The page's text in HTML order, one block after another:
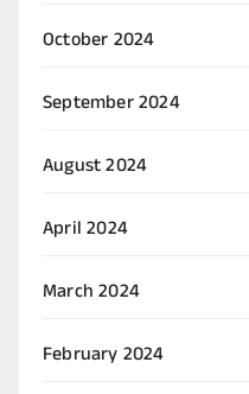
October 2024
September 2024
August 2024
April 2024
March 2024
February 2024